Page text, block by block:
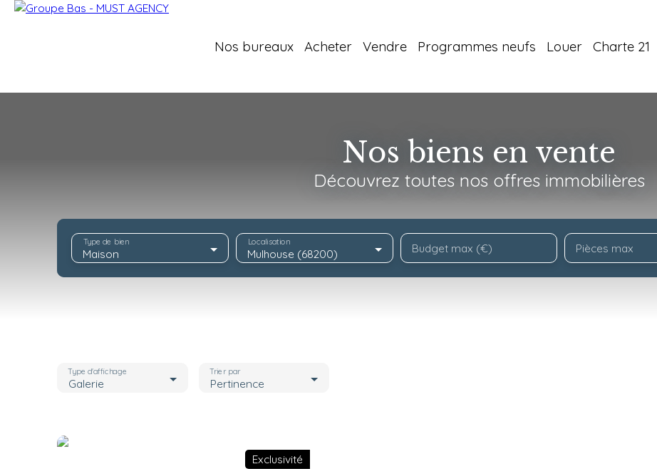
Nos bureaux Acheter Vendre Programmes neufs Louer Charte 21
Nos biens en vente
Découvrez toutes nos offres immobilières
Maison
Type de bien
Mulhouse (68200)
Localisation Budget max (€) Pièces max
Galerie
Type d'affichage
Pertinence
Trier par
Exclusivité